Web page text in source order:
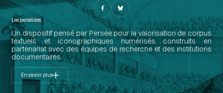
Les perséides
Un dispositif pensé par Persée pour la valorisation de corpus
textuels et iconographiques numérisés construits en
partenariat avec des équipes de recherche et des institutions
documentaires.
En savoir plus